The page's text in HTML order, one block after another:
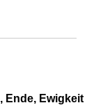
Ende, Ewigkeit